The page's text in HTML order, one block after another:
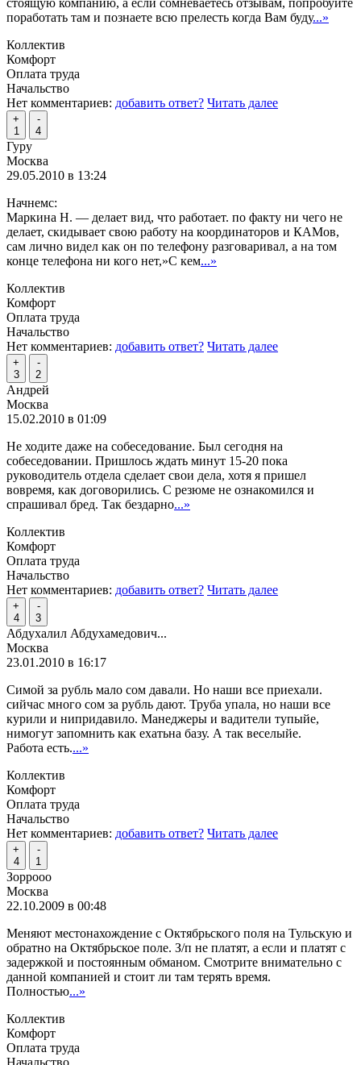
поработать там и познаете всю прелесть когда Вам буду...»
Коллектив
Комфорт
Оплата труда
Начальство
Нет комментариев: добавить ответ? Читать далее
+
1
-
4
Гуру
Москва
29.05.2010 в 13:24
Начнемс:
Маркина Н. — делает вид, что работает. по факту ни чего не
делает, скидывает свою работу на координаторов и КАМов,
сам лично видел как он по телефону разговаривал, а на том
конце телефона ни кого нет,»С кем...»
Коллектив
Комфорт
Оплата труда
Начальство
Нет комментариев: добавить ответ? Читать далее
+
3
-
2
Андрей
Москва
15.02.2010 в 01:09
Не ходите даже на собеседование. Был сегодня на
собеседовании. Пришлось ждать минут 15-20 пока
руководитель отдела сделает свои дела, хотя я пришел
вовремя, как договорились. С резюме не ознакомился и
спрашивал бред. Так бездарно...»
Коллектив
Комфорт
Оплата труда
Начальство
Нет комментариев: добавить ответ? Читать далее
+
4
-
3
Абдухалил Абдухамедович...
Москва
23.01.2010 в 16:17
Симой за рубль мало сом давали. Но наши все приехали.
сийчас много сом за рубль дают. Труба упала, но наши все
курили и нипридавило. Манеджеры и вадители тупыйе,
нимогут запомнить как ехатьна базу. А так веселыйе.
Работа есть....»
Коллектив
Комфорт
Оплата труда
Начальство
Нет комментариев: добавить ответ? Читать далее
+
4
-
1
Зоррооо
Москва
22.10.2009 в 00:48
Меняют местонахождение с Октябрьского поля на Тульскую и
обратно на Октябрьское поле. З/п не платят, а если и платят с
задержкой и постоянным обманом. Смотрите внимательно с
данной компанией и стоит ли там терять время.
Полностью...»
Коллектив
Комфорт
Оплата труда
Начальство